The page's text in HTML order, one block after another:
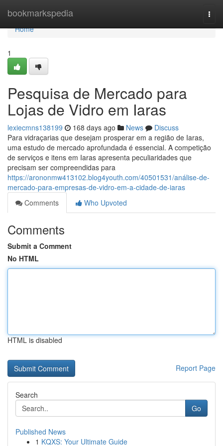
bookmarkspedia
Home
Home
1
Pesquisa de Mercado para
Lojas de Vidro em Iaras
lexiecmns138199 168 days ago News
Discuss
Para vidraçarias que desejam prosperar em a região de Iaras,
uma estudo de mercado aprofundada é essencial. A competição
de serviços e itens em Iaras apresenta peculiaridades que
precisam ser compreendidas para
https://arononmw413102.blog4youth.com/40501531/análise-de-
mercado-para-empresas-de-vidro-em-a-cidade-de-iaras
Comments
Who Upvoted
Comments
Submit a Comment
No HTML
HTML is disabled
Report Page
Search
Go
Published News
1 KQXS: Your Ultimate Guide